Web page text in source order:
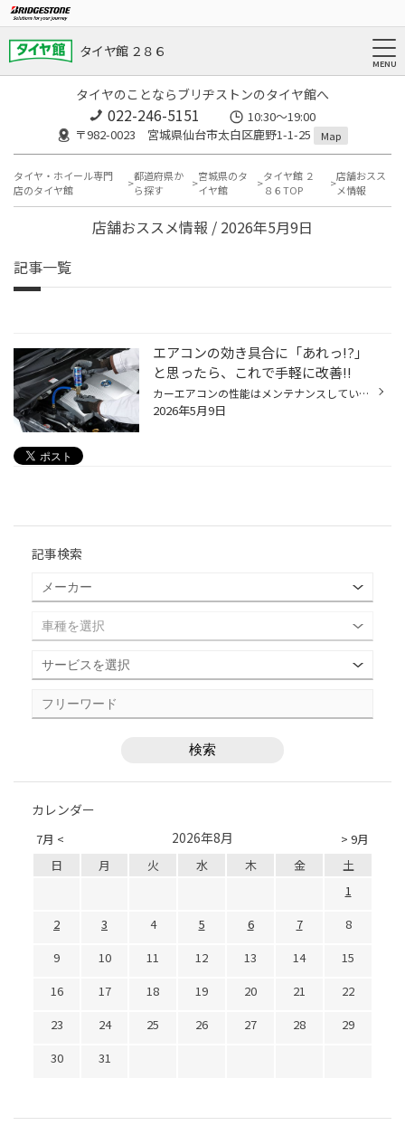
タイヤ館 ２８６
タイヤのことならブリヂストンのタイヤ館へ
022-246-5151
10:30～19:00
〒982-0023 宮城県仙台市太白区鹿野1-1-25
Map
タイヤ・ホイール専門
店のタイヤ館
都道府県か
ら探す
宮城県のタ
イヤ館
タイヤ館 ２
８６TOP
店舗おスス
メ情報
店舗おススメ情報 / 2026年5月9日
記事一覧
エアコンの効き具合に「あれっ!?」
と思ったら、これで手軽に改善!!
カーエアコンの性能はメンテナンスしていないと徐々に低下してしまいます。理由のひとつは、エアコンガスが少しずつ漏れていくから。熱交換を行うのに欠かせないエアコンガス（冷媒）が減ると、エアコンを作動させてもしっかり冷やせなくなってしまうのです。また、エアコンガスを圧縮するコンプレ...
2026年5月9日
記事検索
カレンダー
7月 < > 9月
2026年8月
日 月 火 水 木 金
土
1
2
3 4 5 6 7
8
9
10 11 12 13 14
15
16
17 18 19 20 21
22
23
24 25 26 27 28
29
30
31